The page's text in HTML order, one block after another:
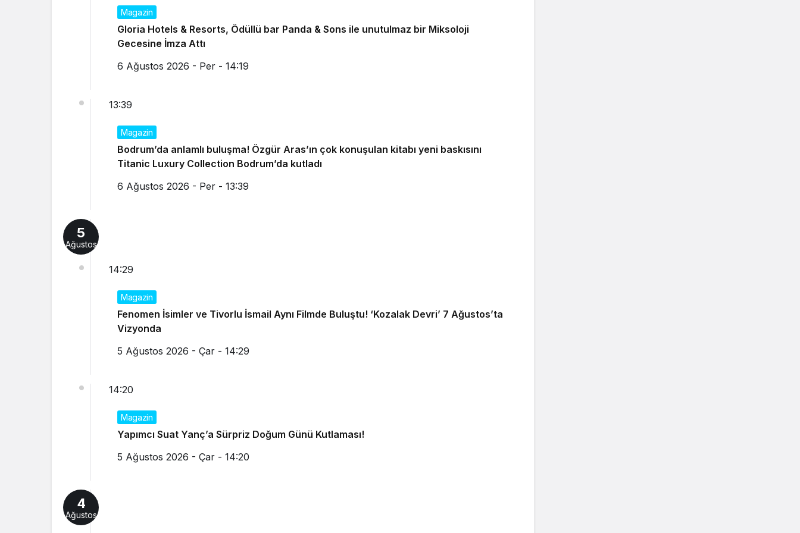
Magazin
Gloria Hotels & Resorts, Ödüllü bar Panda & Sons ile unutulmaz bir Miksoloji
Gecesine İmza Attı
6 Ağustos 2026 - Per - 14:19
13:39
Magazin
Bodrum’da anlamlı buluşma! Özgür Aras’ın çok konuşulan kitabı yeni baskısını
Titanic Luxury Collection Bodrum’da kutladı
6 Ağustos 2026 - Per - 13:39
5
Ağustos
14:29
Magazin
Fenomen İsimler ve Tivorlu İsmail Aynı Filmde Buluştu! ‘Kozalak Devri’ 7 Ağustos’ta
Vizyonda
5 Ağustos 2026 - Çar - 14:29
14:20
Magazin
Yapımcı Suat Yanç’a Sürpriz Doğum Günü Kutlaması!
5 Ağustos 2026 - Çar - 14:20
4
Ağustos